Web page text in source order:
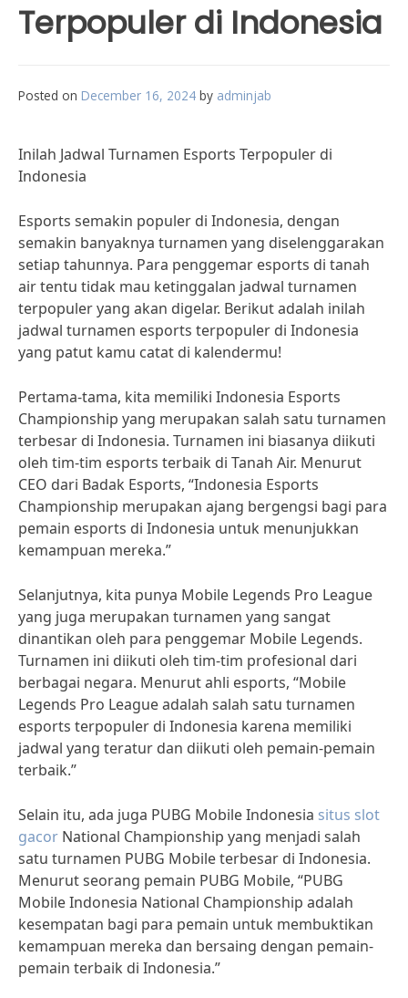
Terpopuler di Indonesia
Posted on December 16, 2024 by adminjab
Inilah Jadwal Turnamen Esports Terpopuler di
Indonesia
Esports semakin populer di Indonesia, dengan
semakin banyaknya turnamen yang diselenggarakan
setiap tahunnya. Para penggemar esports di tanah
air tentu tidak mau ketinggalan jadwal turnamen
terpopuler yang akan digelar. Berikut adalah inilah
jadwal turnamen esports terpopuler di Indonesia
yang patut kamu catat di kalendermu!
Pertama-tama, kita memiliki Indonesia Esports
Championship yang merupakan salah satu turnamen
terbesar di Indonesia. Turnamen ini biasanya diikuti
oleh tim-tim esports terbaik di Tanah Air. Menurut
CEO dari Badak Esports, “Indonesia Esports
Championship merupakan ajang bergengsi bagi para
pemain esports di Indonesia untuk menunjukkan
kemampuan mereka.”
Selanjutnya, kita punya Mobile Legends Pro League
yang juga merupakan turnamen yang sangat
dinantikan oleh para penggemar Mobile Legends.
Turnamen ini diikuti oleh tim-tim profesional dari
berbagai negara. Menurut ahli esports, “Mobile
Legends Pro League adalah salah satu turnamen
esports terpopuler di Indonesia karena memiliki
jadwal yang teratur dan diikuti oleh pemain-pemain
terbaik.”
Selain itu, ada juga PUBG Mobile Indonesia situs slot
gacor National Championship yang menjadi salah
satu turnamen PUBG Mobile terbesar di Indonesia.
Menurut seorang pemain PUBG Mobile, “PUBG
Mobile Indonesia National Championship adalah
kesempatan bagi para pemain untuk membuktikan
kemampuan mereka dan bersaing dengan pemain-
pemain terbaik di Indonesia.”